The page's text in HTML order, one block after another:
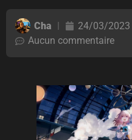
Cha 24/03/2023
Aucun commentaire